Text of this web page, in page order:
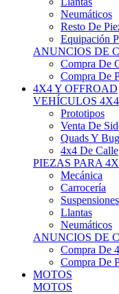
Resto De
Equipación
ANUNCIOS DE
Compra De
Compra De
4X4 Y OFFROAD
VEHÍCULOS 4X4
Prototipos
Venta De
Quads Y
4x4 De Calle
PIEZAS PARA
Mecánica
Carrocería
Suspensiones
Llantas
Neumáticos
ANUNCIOS DE
Compra De
Compra De
MOTOS
MOTOS
Motos De